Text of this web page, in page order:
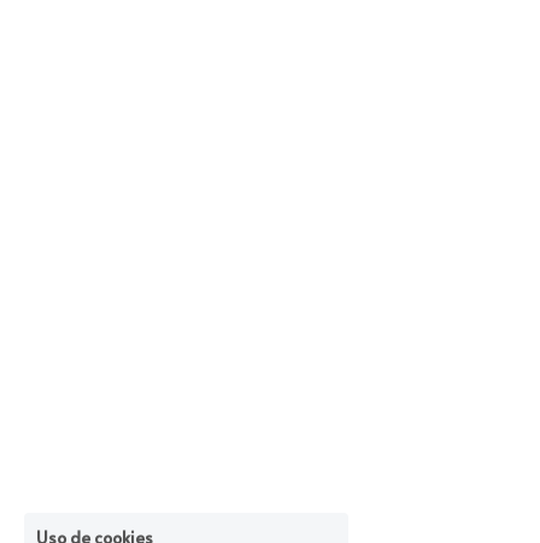
Uso de cookies